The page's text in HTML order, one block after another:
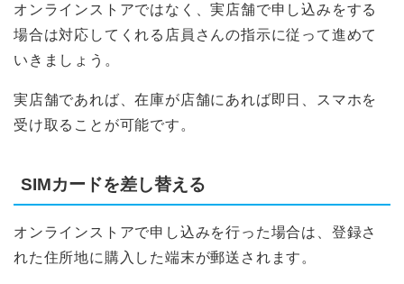
オンラインストアではなく、実店舗で申し込みをする
場合は対応してくれる店員さんの指示に従って進めて
いきましょう。
実店舗であれば、在庫が店舗にあれば即日、スマホを
受け取ることが可能です。
SIMカードを差し替える
オンラインストアで申し込みを行った場合は、登録さ
れた住所地に購入した端末が郵送されます。